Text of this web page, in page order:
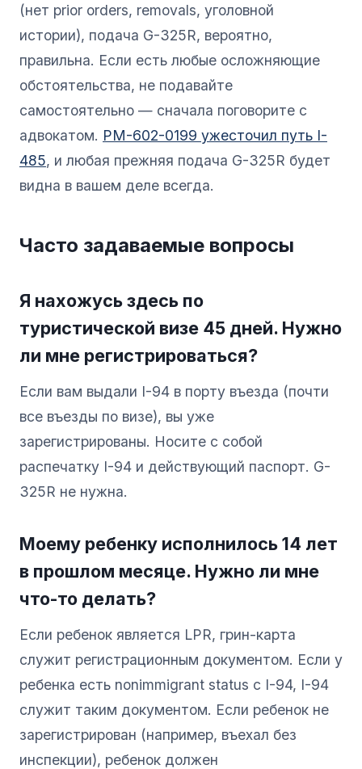
(нет prior orders, removals, уголовной
истории), подача G-325R, вероятно,
правильна. Если есть любые осложняющие
обстоятельства, не подавайте
самостоятельно — сначала поговорите с
адвокатом. PM-602-0199 ужесточил путь I-
485, и любая прежняя подача G-325R будет
видна в вашем деле всегда.
Часто задаваемые вопросы
Я нахожусь здесь по
туристической визе 45 дней. Нужно
ли мне регистрироваться?
Если вам выдали I-94 в порту въезда (почти
все въезды по визе), вы уже
зарегистрированы. Носите с собой
распечатку I-94 и действующий паспорт. G-
325R не нужна.
Моему ребенку исполнилось 14 лет
в прошлом месяце. Нужно ли мне
что-то делать?
Если ребенок является LPR, грин-карта
служит регистрационным документом. Если у
ребенка есть nonimmigrant status с I-94, I-94
служит таким документом. Если ребенок не
зарегистрирован (например, въехал без
инспекции), ребенок должен